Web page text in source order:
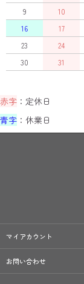
9
10
16
17
23
24
30
31
赤字 ：定休日
青字 ：休業日
マイアカウント
お問い合わせ